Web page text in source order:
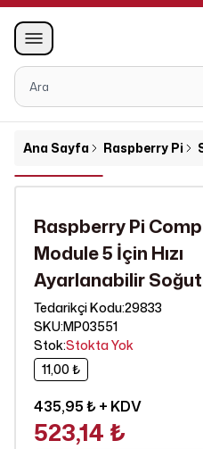
Ana Sayfa Raspberry Pi
Raspberry Pi
Module 5 İçin Hızı
Ayarlanabilir
Tedarikçi Kodu:29833
SKU:MP03551
Stok:Stokta Yok
11,00 ₺
435,95 ₺+ KDV
523,14 ₺